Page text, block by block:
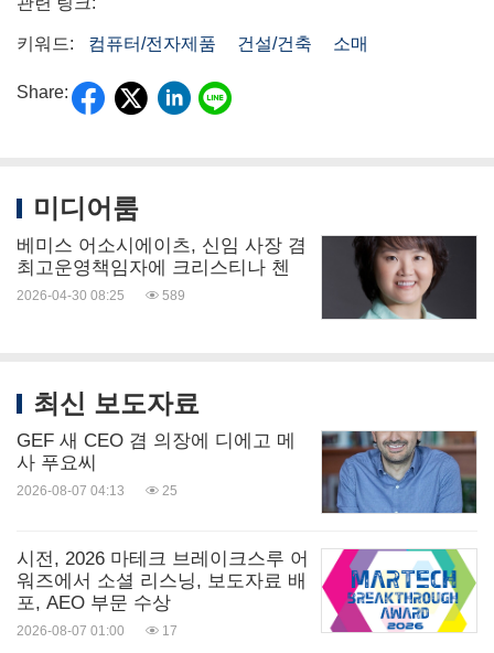
키워드: 컴퓨터/전자제품 건설/건축 소매
Share:
미디어룸
베미스 어소시에이츠, 신임 사장 겸
최고운영책임자에 크리스티나 첸
2026-04-30 08:25 589
최신 보도자료
GEF 새 CEO 겸 의장에 디에고 메
사 푸요씨
2026-08-07 04:13 25
시전, 2026 마테크 브레이크스루 어
워즈에서 소셜 리스닝, 보도자료 배
포, AEO 부문 수상
2026-08-07 01:00 17